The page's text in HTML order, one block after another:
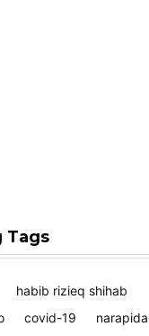
Tags
habib rizieq shihab
covid-19